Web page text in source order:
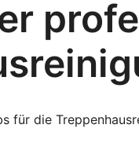
für die